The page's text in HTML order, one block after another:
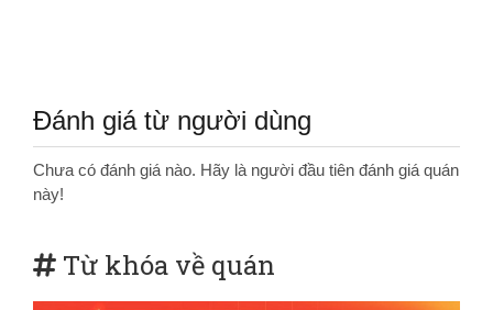
Đánh giá từ người dùng
Chưa có đánh giá nào. Hãy là người đầu tiên đánh giá quán
này!
Từ khóa về quán